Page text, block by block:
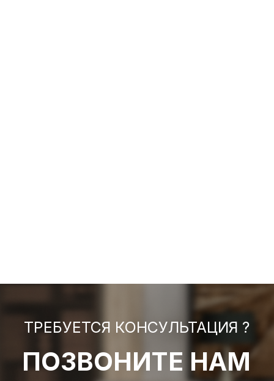
ТРЕБУЕТСЯ КОНСУЛЬТАЦИЯ ?
ПОЗВОНИТЕ НАМ